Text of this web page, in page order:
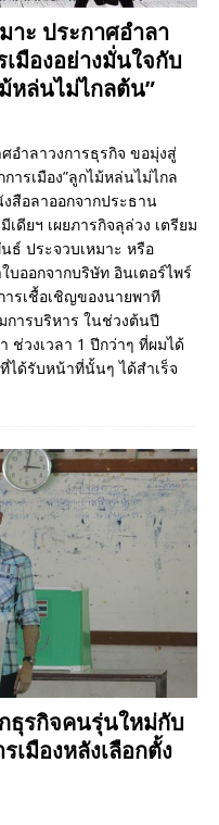
ะ ประกาศอำลา
มืองอย่างมั่นใจกับ
หล่นไม่ไกลต้น”
อำลาวงการธุรกิจ ขอมุ่งสู่
ารเมือง”ลูกไม้หล่นไม่ไกล
สือลาออกจากประธาน
ดียฯ เผยภารกิจลุล่วง เตรียม
ธ์ ประจวบเหมาะ หรือ
ออกจากบริษัท อินเตอร์ไพร์
ารเชื้อเชิญของนายพาที
การบริหาร ในช่วงต้นปี
ช่วงเวลา 1 ปีกว่าๆ ที่ผมได้
ได้รับหน้าที่นั้นๆ ได้สำเร็จ
ธุรกิจคนรุ่นใหม่กับ
มืองหลังเลือกตั้ง